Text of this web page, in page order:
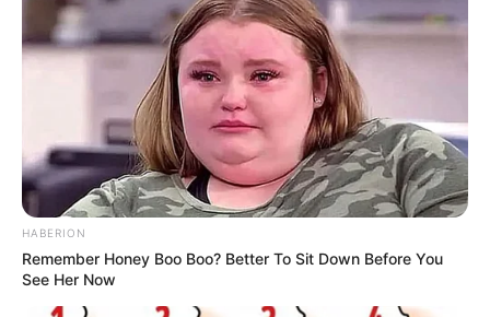
HABERION
Remember Honey Boo Boo? Better To Sit Down Before You
See Her Now